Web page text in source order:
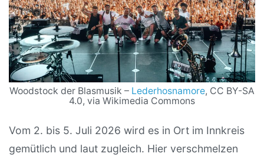
Woodstock der Blasmusik – Lederhosnamore, CC BY-SA
4.0, via Wikimedia Commons
Vom 2. bis 5. Juli 2026 wird es in Ort im Innkreis
gemütlich und laut zugleich. Hier verschmelzen